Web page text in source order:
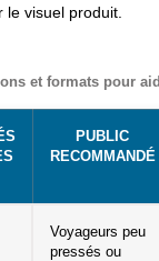
le visuel produit.
et formats pour
PUBLIC
RECOMMANDÉ
Voyageurs peu
pressés ou